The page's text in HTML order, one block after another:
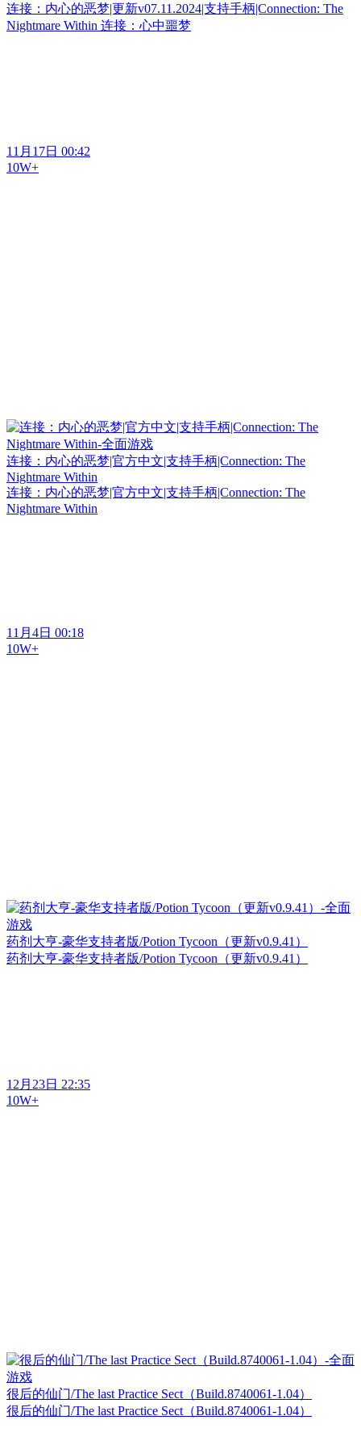
连接：内心的恶梦|更新v07.11.2024|支持手柄|Connection: The
Nightmare Within 连接：心中噩梦
11月17日 00:42
10W+
连接：内心的恶梦|官方中文|支持手柄|Connection: The
Nightmare Within
连接：内心的恶梦|官方中文|支持手柄|Connection: The
Nightmare Within
11月4日 00:18
10W+
药剂大亨-豪华支持者版/Potion Tycoon（更新v0.9.41）
药剂大亨-豪华支持者版/Potion Tycoon（更新v0.9.41）
12月23日 22:35
10W+
很后的仙门/The last Practice Sect（Build.8740061-1.04）
很后的仙门/The last Practice Sect（Build.8740061-1.04）